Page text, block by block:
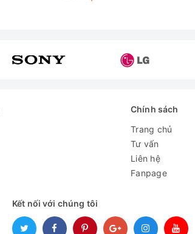
Inox
Rót tay
Chính sách
Trang chủ
Tư vấn
Liên hệ
Fanpage
Kết nối với chúng tôi